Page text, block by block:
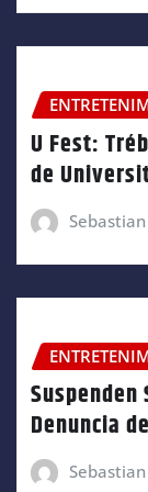
U Fest:
de
Suspenden
Denuncia